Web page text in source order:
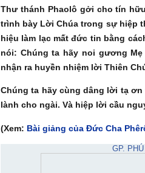
Thư thánh Phaolô gởi cho tín
trình bày Lời Chúa trong sự hiệp
hiệu làm lạc mất đức tin bằng
nói: Chúng ta hãy noi gương
nhận ra huyền nhiệm lời Thiên
Chúng ta hãy cùng dâng lời tạ
lành cho ngài. Và hiệp lời cầu
(Xem: Bài giảng của Đức Cha
GP.